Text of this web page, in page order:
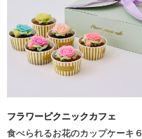
フラワーピクニックカフェ
食べられるお花のカップケーキ６